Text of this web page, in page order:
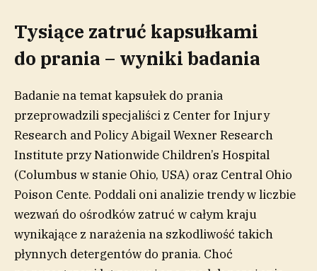
Tysiące zatruć kapsułkami
do prania – wyniki badania
Badanie na temat kapsułek do prania
przeprowadzili specjaliści z Center for Injury
Research and Policy Abigail Wexner Research
Institute przy Nationwide Children’s Hospital
(Columbus w stanie Ohio, USA) oraz Central Ohio
Poison Cente. Poddali oni analizie trendy w liczbie
wezwań do ośrodków zatruć w całym kraju
wynikające z narażenia na szkodliwość takich
płynnych detergentów do prania. Choć